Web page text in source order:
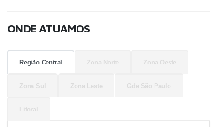
ONDE ATUAMOS
Região Central Zona Norte Zona Oeste
Zona Sul Zona Leste Gde São Paulo
Litoral